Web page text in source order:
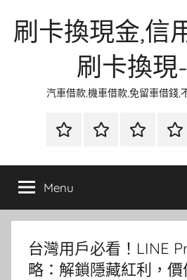
刷卡換現金,信
刷卡換現
汽車借款,機車借款,免留車借錢,
首
當
金
網
資
流
時
Menu
台灣用戶必看！LINE
略：解鎖隱藏紅利，